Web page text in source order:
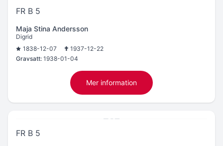
FR B 5
Maja Stina Andersson
Digrid
1838-12-07
1937-12-22
Gravsatt: 1938-01-04
Mer information
FR B 5